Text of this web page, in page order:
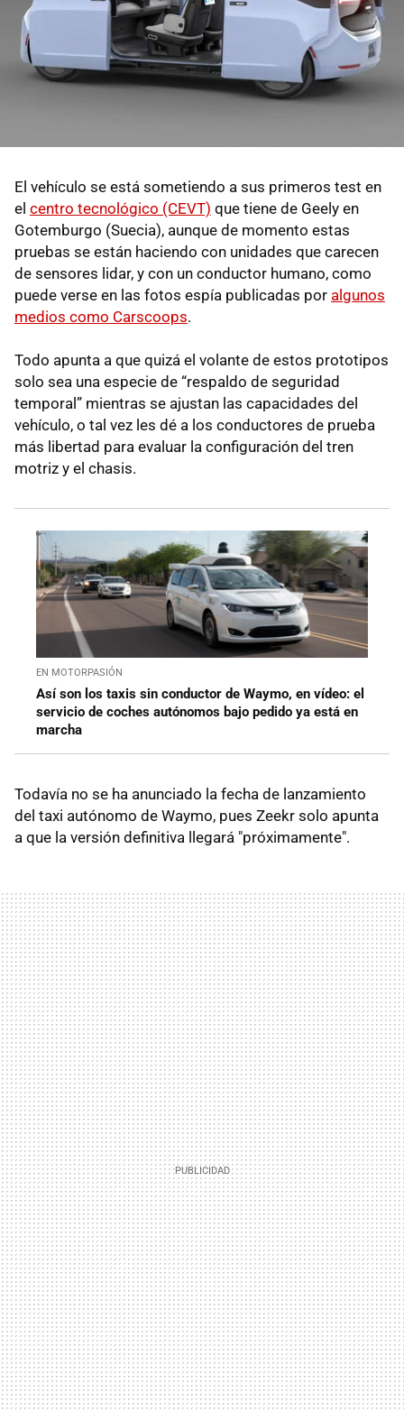
El vehículo se está sometiendo a sus primeros test en
el centro tecnológico (CEVT) que tiene de Geely en
Gotemburgo (Suecia), aunque de momento estas
pruebas se están haciendo con unidades que carecen
de sensores lidar, y con un conductor humano, como
puede verse en las fotos espía publicadas por algunos
medios como Carscoops.
Todo apunta a que quizá el volante de estos prototipos
solo sea una especie de “respaldo de seguridad
temporal” mientras se ajustan las capacidades del
vehículo, o tal vez les dé a los conductores de prueba
más libertad para evaluar la configuración del tren
motriz y el chasis.
EN MOTORPASIÓN
Así son los taxis sin conductor de Waymo, en vídeo: el
servicio de coches autónomos bajo pedido ya está en
marcha
Todavía no se ha anunciado la fecha de lanzamiento
del taxi autónomo de Waymo, pues Zeekr solo apunta
a que la versión definitiva llegará "próximamente".